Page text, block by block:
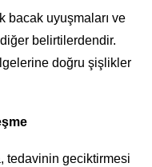
bacak uyuşmaları ve
belirtilerdendir.
doğru şişlikler
tedavinin geciktirmesi